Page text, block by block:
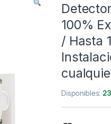
100%
/ Hasta
Disponibles: